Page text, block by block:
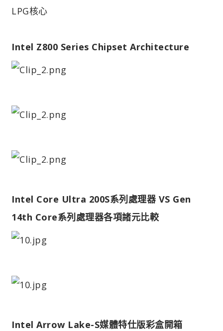
LPG核心
Intel Z800 Series Chipset Architecture
Intel Core Ultra 200S系列處理器 VS Gen
14th Core系列處理器各項諸元比較
Intel Arrow Lake-S媒體特仕版彩盒開箱